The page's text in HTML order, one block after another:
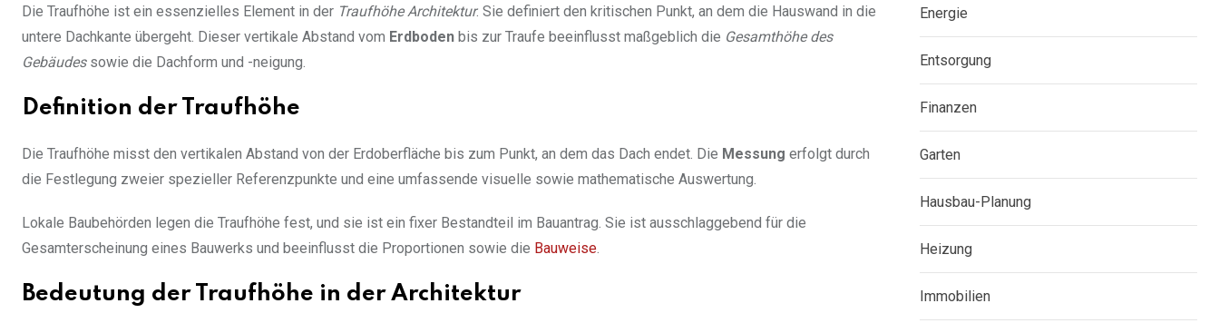
Die Traufhöhe ist ein essenzielles Element in der Traufhöhe Architektur. Sie definiert den kritischen Punkt, an dem die Hauswand in die
untere Dachkante übergeht. Dieser vertikale Abstand vom Erdboden bis zur Traufe beeinflusst maßgeblich die Gesamthöhe des
Gebäudessowie die Dachform und -neigung.
Definition der Traufhöhe
Die Traufhöhe misst den vertikalen Abstand von der Erdoberfläche bis zum Punkt, an dem das Dach endet. Die Messung erfolgt durch
die Festlegung zweier spezieller Referenzpunkte und eine umfassende visuelle sowie mathematische Auswertung.
Lokale Baubehörden legen die Traufhöhe fest, und sie ist ein fixer Bestandteil im Bauantrag. Sie ist ausschlaggebend für die
Gesamterscheinung eines Bauwerks und beeinflusst die Proportionen sowie die Bauweise.
Bedeutung der Traufhöhe in der Architektur
Energie
Entsorgung
Finanzen
Garten
Hausbau-Planung
Heizung
Immobilien